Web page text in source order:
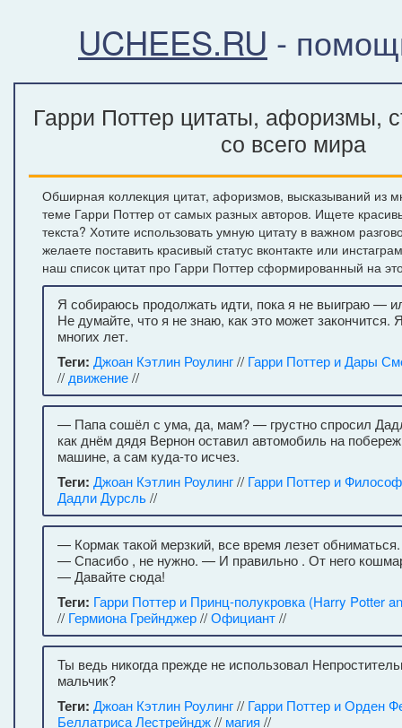
UCHEES.RU -
Гарри Поттер цитаты, афоризмы,
со всего мира
Обширная коллекция цитат, афоризмов, высказываний из
теме Гарри Поттер от самых разных авторов. Ищете
текста? Хотите использовать умную цитату в важном
желаете поставить красивый статус вконтакте или
наш список цитат про Гарри Поттер сформированный на
Я собираюсь продолжать идти, пока я не выиграю —
Не думайте, что я не знаю, как это может закончится.
многих лет.
Теги: Джоан Кэтлин Роулинг// Гарри Поттер и Дары
// движение//
— Папа сошёл с ума, да, мам? — грустно спросил
как днём дядя Вернон оставил автомобиль на
машине, а сам куда-то исчез.
Теги: Джоан Кэтлин Роулинг// Гарри Поттер и
Дадли Дурсль//
— Кормак такой мерзкий, все время лезет
— Спасибо , не нужно. — И правильно . От него
— Давайте сюда!
Теги: Гарри Поттер и Принц-полукровка (Harry Potter
// Гермиона Грейнджер//Официант//
Ты ведь никогда прежде не использовал
мальчик?
Теги: Джоан Кэтлин Роулинг// Гарри Поттер и Орден
Беллатриса Лестрейндж// магия //